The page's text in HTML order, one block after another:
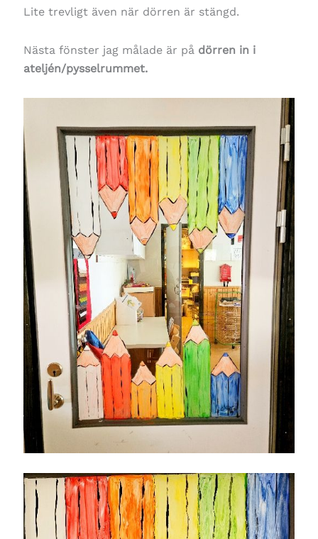
Lite trevligt även när dörren är stängd.
Nästa fönster jag målade är på dörren in i
ateljén/pysselrummet.